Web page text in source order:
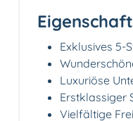
Exklusives 5-
Luxuriöse
Erstklassiger
Vielfältige